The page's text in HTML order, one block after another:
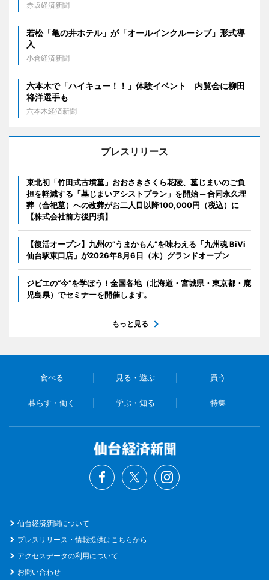
赤坂経済新聞
若松「亀の井ホテル」が「オールインクルーシブ」形式導
入
小倉経済新聞
六本木で「ハイキュー！！」体験イベント 内覧会に柳田
将洋選手も
六本木経済新聞
プレスリリース
東北初「竹田式古墳墓」おおさきさくら花陵、墓じまいのご負
担を軽減する「墓じまいアシストプラン」を開始 ─ 合同永久埋
葬（合祀墓）への改葬がお二人目以降100,000円（税込）に
【株式会社前方後円墳】
【復活オープン】九州の”うまかもん”を味わえる「九州魂 BiVi
仙台駅東口店」が2026年8月6日（木）グランドオープン
ジビエの“今”を学ぼう！全国各地（北海道・宮城県・東京都・鹿
児島県）でセミナーを開催します。
もっと見る
食べる 見る・遊ぶ 買う
暮らす・働く 学ぶ・知る 特集
仙台経済新聞について
プレスリリース・情報提供はこちらから
アクセスデータの利用について
お問い合わせ